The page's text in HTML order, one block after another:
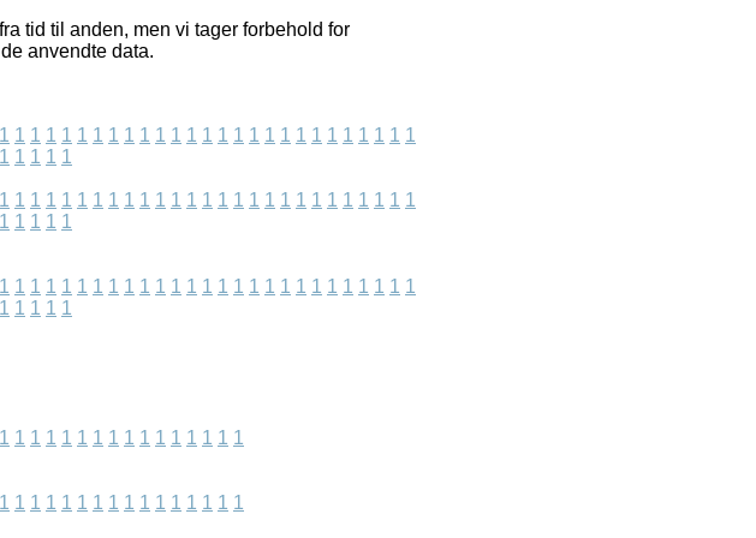
tid til anden, men vi tager forbehold for
anvendte data.
1 1 1 1 1 1 1 1 1 1 1 1 1 1 1 1 1 1 1 1 1 1 1 1 1 1 1
1 1 1 1 1
1 1 1 1 1 1 1 1 1 1 1 1 1 1 1 1 1 1 1 1 1 1 1 1 1 1 1
1 1 1 1 1
1 1 1 1 1 1 1 1 1 1 1 1 1 1 1 1 1 1 1 1 1 1 1 1 1 1 1
1 1 1 1 1
1 1 1 1 1 1 1 1 1 1 1 1 1 1 1 1
1 1 1 1 1 1 1 1 1 1 1 1 1 1 1 1